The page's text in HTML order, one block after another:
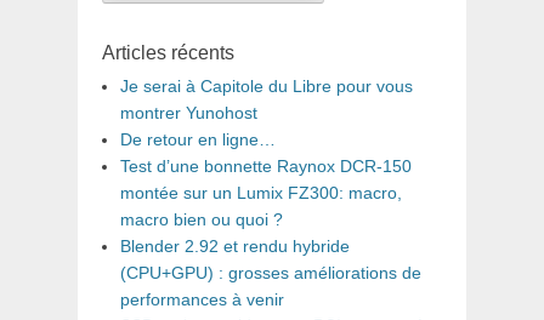
Articles récents
Je serai à Capitole du Libre pour vous
montrer Yunohost
De retour en ligne…
Test d’une bonnette Raynox DCR-150
montée sur un Lumix FZ300: macro,
macro bien ou quoi ?
Blender 2.92 et rendu hybride
(CPU+GPU) : grosses améliorations de
performances à venir